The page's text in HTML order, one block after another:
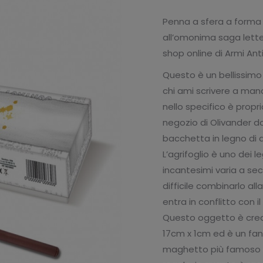
era:
€12.90.
è:
Penna a sfera a
all’omonima saga
shop online di Armi
Questo è un
chi ami scrivere a
nello specifico è
negozio di Olivander
bacchetta in legno di
L’agrifoglio è uno dei
incantesimi varia a
difficile combinarlo
entra in conflitto con
Questo oggetto è
17cm x 1cm ed è un
maghetto più famoso